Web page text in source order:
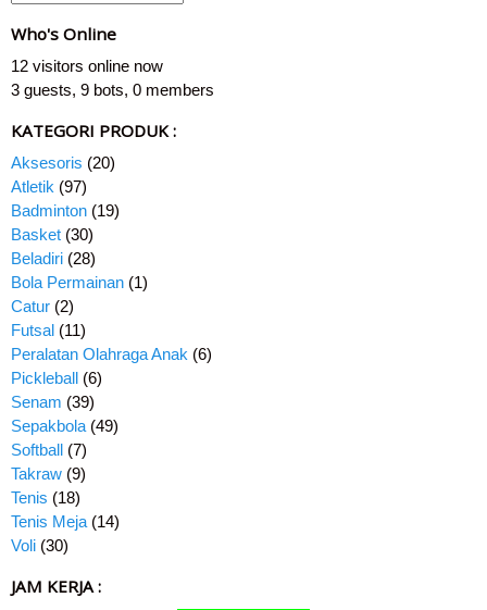
Who's Online
12 visitors online now
3 guests, 9 bots, 0 members
KATEGORI PRODUK :
Aksesoris (20)
Atletik (97)
Badminton (19)
Basket (30)
Beladiri (28)
Bola Permainan (1)
Catur (2)
Futsal (11)
Peralatan Olahraga Anak (6)
Pickleball (6)
Senam (39)
Sepakbola (49)
Softball (7)
Takraw (9)
Tenis (18)
Tenis Meja (14)
Voli (30)
JAM KERJA :